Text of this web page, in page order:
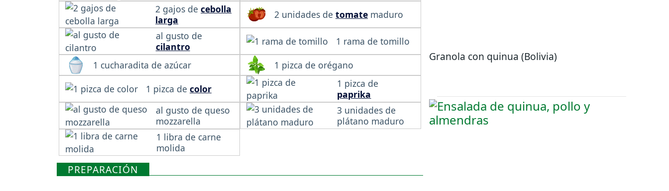
2 gajos decebolla
larga
2 unidades de tomate maduro
al gusto de
cilantro
1 rama de tomillo
1 cucharadita de azúcar
1 pizca de orégano
1 pizca de color
1 pizca de
paprika
al gusto de queso
mozzarella
3 unidades de
plátano maduro
1 libra de carne
molida
PREPARACIÓN
Granola con quinua (Bolivia)